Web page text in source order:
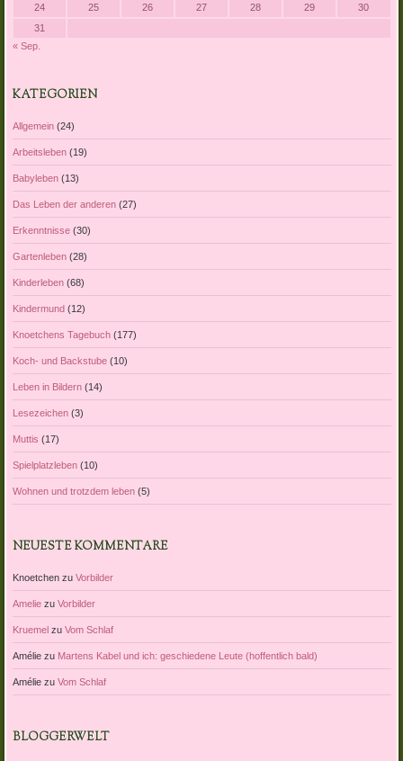
24
25 26 27 28 29
30
31
« Sep.
KATEGORIEN
Allgemein(24)
Arbeitsleben(19)
Babyleben(13)
Das Leben der anderen(27)
Erkenntnisse(30)
Gartenleben(28)
Kinderleben(68)
Kindermund(12)
Knoetchens Tagebuch(177)
Koch- und Backstube(10)
Leben in Bildern(14)
Lesezeichen(3)
Muttis (17)
Spielplatzleben(10)
Wohnen und trotzdem leben(5)
NEUESTE KOMMENTARE
Knoetchenzu Vorbilder
Ameliezu Vorbilder
Kruemelzu Vom Schlaf
Améliezu Martens Kabel und ich: geschiedene Leute (hoffentlich bald)
Améliezu Vom Schlaf
BLOGGERWELT